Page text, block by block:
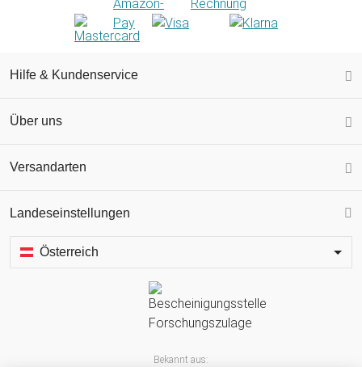
Hilfe & Kundenservice
Über uns
Versandarten
Landeseinstellungen
Österreich
Bekannt aus: